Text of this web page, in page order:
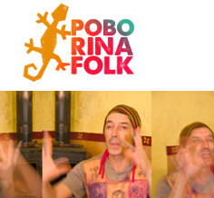
content